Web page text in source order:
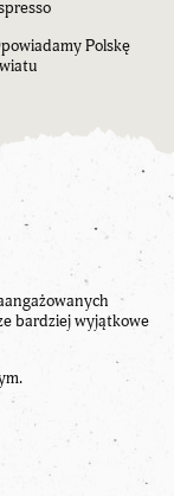
Polskę
bardziej wyjątkowe